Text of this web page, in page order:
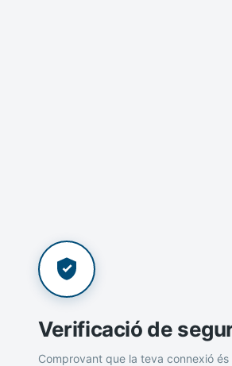
Verificació de
Comprovant que la teva connexió és